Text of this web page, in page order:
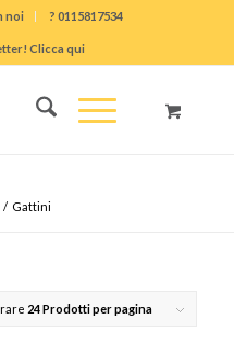
noi ? 0115817534
Clicca qui
/ Gattini
24 Prodotti per pagina